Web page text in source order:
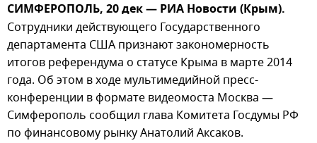
СИМФЕРОПОЛЬ, 20 дек — РИА Новости (Крым).
Сотрудники действующего Государственного
департамента США признают закономерность
итогов референдума о статусе Крыма в марте 2014
года. Об этом в ходе мультимедийной пресс-
конференции в формате видеомоста Москва —
Симферополь сообщил глава Комитета Госдумы РФ
по финансовому рынку Анатолий Аксаков.